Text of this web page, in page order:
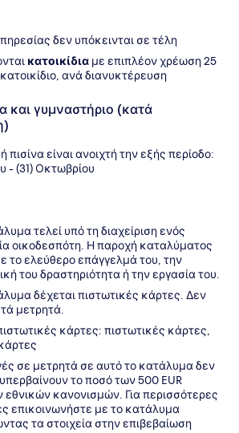
δεν υπόκεινται σε τέλη
κατοικίδια με επιπλέον χρέωση 25
ανά διανυκτέρευση
και γυμναστήριο (κατά
πισίνα είναι ανοιχτή την εξής περίοδο:
- (31) Οκτωβρίου
τελεί υπό τη διαχείριση ενός
οικοδεσπότη. Η παροχή καταλύματος
το ελεύθερο επάγγελμά του, την
του δραστηριότητα ή την εργασία του.
δέχεται πιστωτικές κάρτες. Δεν
μετρητά.
κάρτες: πιστωτικές κάρτες,
σε μετρητά σε αυτό το κατάλυμα δεν
το ποσό των 500 EUR
εθνικών κανονισμών. Για περισσότερες
επικοινωνήστε με το κατάλυμα
τα στοιχεία στην επιβεβαίωση